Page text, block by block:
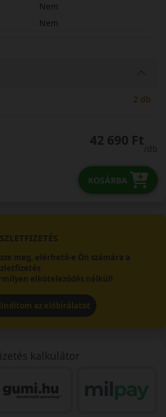
Nem
Nem
2 db
42 690 Ft
/db
KOSÁRBA
meg, elérhető-e Ön számára a
elköteleződés nélkül!
az előbírálatot
kalkulátor